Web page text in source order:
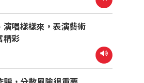
演唱樣樣來，表演藝術
精彩